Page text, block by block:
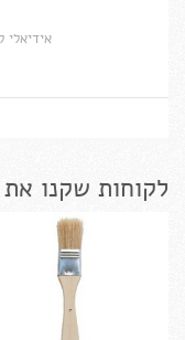
לקוחות שקנו